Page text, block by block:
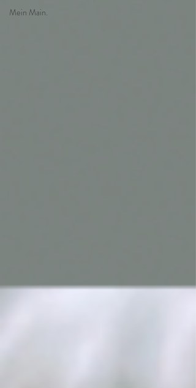
Mein Main.